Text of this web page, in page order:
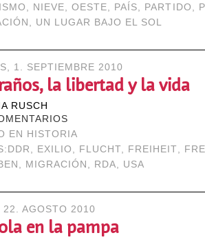
, NIEVE,OESTE, PAÍS, PARTIDO ,
, UN LUGAR BAJO EL SOL
1. SEPTIEMBRE 2010
la libertad y la vida
RUSCH
EN
HISTORIA
DDR , EXILIO , FLUCHT, FREIHEIT,
, MIGRACIÓN , RDA, USA
22. AGOSTO 2010
en la pampa